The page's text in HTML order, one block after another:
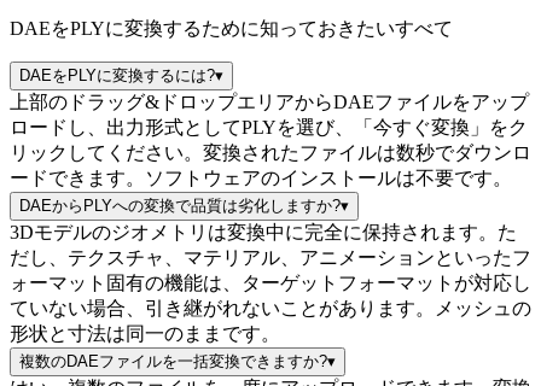
DAEをPLYに変換するために知っておきたいすべて
DAEをPLYに変換するには?▾
上部のドラッグ&ドロップエリアからDAEファイルをアップ
ロードし、出力形式としてPLYを選び、「今すぐ変換」をク
リックしてください。変換されたファイルは数秒でダウンロ
ードできます。ソフトウェアのインストールは不要です。
DAEからPLYへの変換で品質は劣化しますか?▾
3Dモデルのジオメトリは変換中に完全に保持されます。た
だし、テクスチャ、マテリアル、アニメーションといったフ
ォーマット固有の機能は、ターゲットフォーマットが対応し
ていない場合、引き継がれないことがあります。メッシュの
形状と寸法は同一のままです。
複数のDAEファイルを一括変換できますか?▾